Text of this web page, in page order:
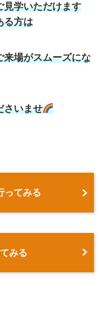
見学いただけます
る方は
来場がスムーズにな
さいませ
ってみる
みる